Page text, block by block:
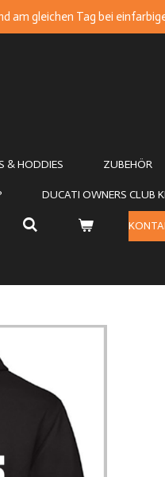
am gleichen Tag bei
& HODDIES ZUBEHÖR
DUCATI OWNERS CLUB